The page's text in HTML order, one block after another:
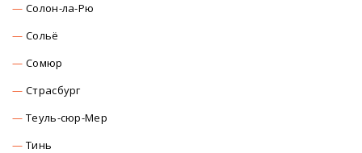
Солон-ла-Рю
Сольё
Сомюр
Страсбург
Теуль-сюр-Мер
Тинь